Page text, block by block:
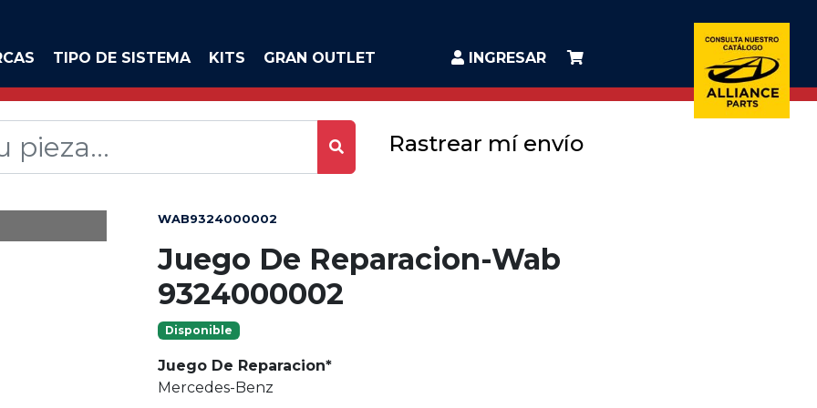
TIPO DE SISTEMA KITS GRAN OUTLET INGRESAR
Rastrear mí envío
WAB9324000002
Juego De Reparacion-Wab
9324000002
Disponible
Juego De Reparacion*
Mercedes-Benz